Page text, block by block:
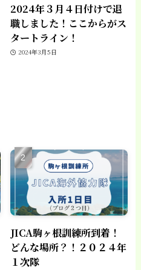
2024年３月４日付けで退
職しました！ここからがス
タートライン！
2024年3月5日
JICA駒ヶ根訓練所到着！
どんな場所？！２０２４年
１次隊